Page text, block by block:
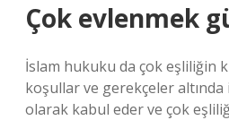
Çok evlenmek
İslam hukuku da çok eşliliğin
koşullar ve gerekçeler
olarak kabul eder ve çok